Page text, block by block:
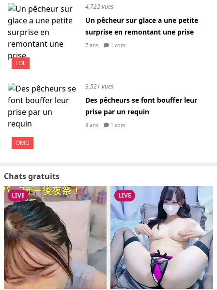
LOL
4,722 vues
Un pêcheur sur glace a une petite
surprise en remontant une prise
7 ans 1 com
OMG
3,521 vues
Des pêcheurs se font bouffer leur
prise par un requin
8 ans 1 com
Chats gratuits